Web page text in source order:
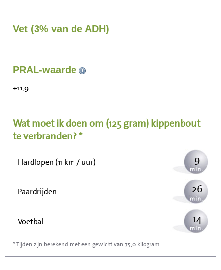
Vet (3% van de ADH)
PRAL-waarde
+11,9
Wat moet ik doen om (125 gram)kippenbout
te verbranden? *
Zitten, tv kijken
Wandelen (5 km/uur) 23
Hardlopen (11 km / uur) 9
Paardrijden 26
Voetbal 14
Stofzuigen
* Tijden zijn berekend met een gewicht van 75,0 kilogram.